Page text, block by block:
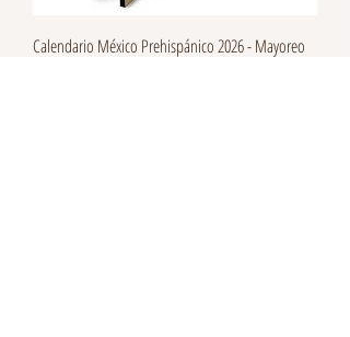
Calendario México Prehispánico 2026 - Mayoreo